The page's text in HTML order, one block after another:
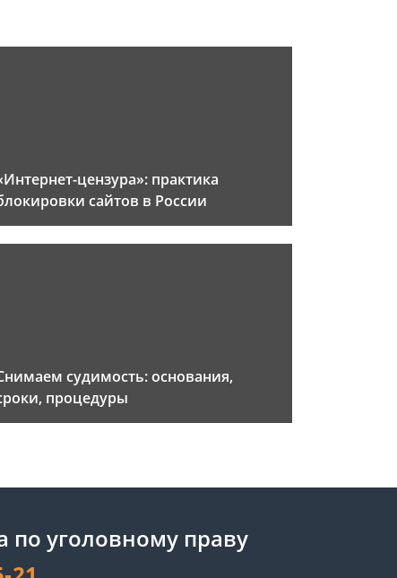
цензура»: практика
сайтов в России
судимость: основания,
процедуры
по уголовному праву